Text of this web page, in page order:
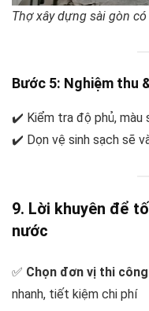
Thợ xây dựng sài gòn
Bước 5: Nghiệm thu
✔️ Kiểm tra độ phủ, màu
✔️ Dọn vệ sinh sạch sẽ
9. Lời khuyên để
nước
✅ Chọn đơn vị thi
nhanh, tiết kiệm chi phí